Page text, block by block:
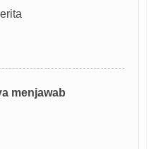
menjawab